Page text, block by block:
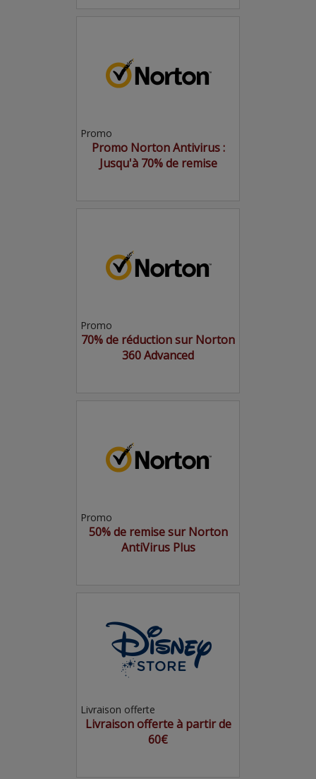
Promo
Promo Norton Antivirus :
Jusqu'à 70% de remise
Promo
70% de réduction sur Norton
360 Advanced
Promo
50% de remise sur Norton
AntiVirus Plus
Livraison offerte
Livraison offerte à partir de
60€